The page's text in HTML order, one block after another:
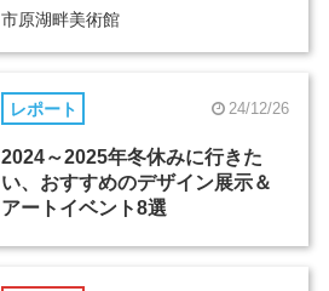
市原湖畔美術館
レポート 24/12/26
2024～2025年冬休みに行きた
い、おすすめのデザイン展示＆
アートイベント8選